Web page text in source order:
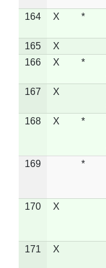
164 X *
165 X
166
X *
167 X
168 X *
169 *
170 X
171 X